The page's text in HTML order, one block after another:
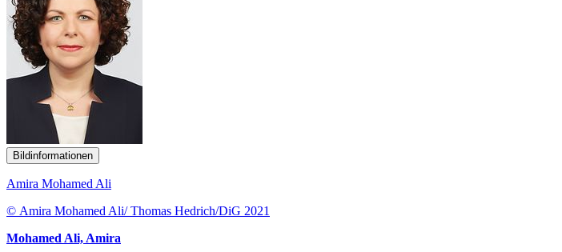
Bildinformationen
Amira Mohamed Ali
© Amira Mohamed Ali/ Thomas Hedrich/DiG 2021
Mohamed Ali, Amira